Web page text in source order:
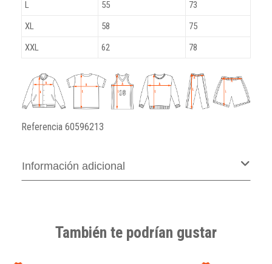
L
55
73
XL
58
75
XXL
62 78
Referencia 60596213
Información adicional
También te podrían gustar